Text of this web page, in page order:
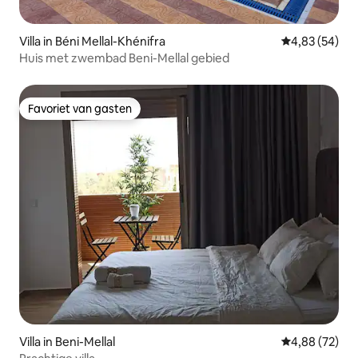
Villa in Béni Mellal-Khénifra Gemiddelde
4,83 (54)
Huis met zwembad Beni-Mellal gebied
Favoriet van gasten
Favoriet van gasten
Villa in Beni-Mellal Gemiddelde
4,88 (72)